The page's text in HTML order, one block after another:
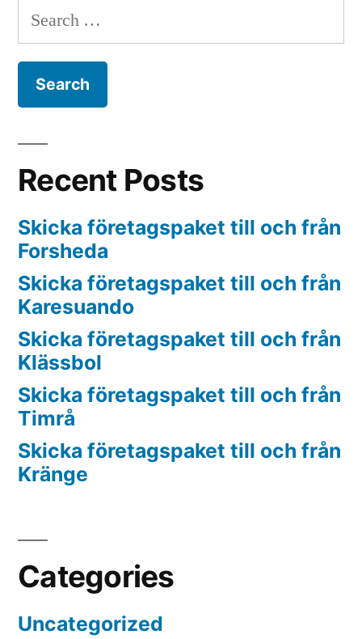
Search
for:
Recent Posts
Skicka företagspaket till och från
Forsheda
Skicka företagspaket till och från
Karesuando
Skicka företagspaket till och från
Klässbol
Skicka företagspaket till och från
Timrå
Skicka företagspaket till och från
Kränge
Categories
Uncategorized